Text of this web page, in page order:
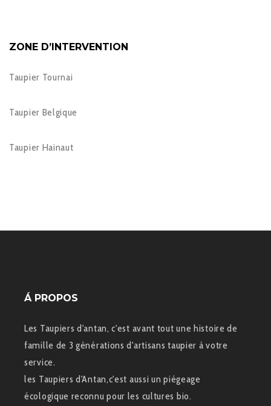
ZONE D’INTERVENTION
Taupier Tournai
Taupier Belgique
Taupier Hainaut
Á PROPOS
Les Taupiers d'antan, c'est avant tout une histoire de
famille de 3 générations d'artisans taupier à votre
service.
les Taupiers d'Antan,c'est aussi un piégeage
écologique reconnu pour les cultures bio.